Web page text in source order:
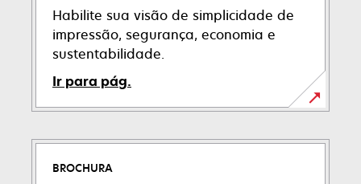
Habilite sua visão de simplicidade de
impressão, segurança, economia e
sustentabilidade.
Ir para pág.
BROCHURA